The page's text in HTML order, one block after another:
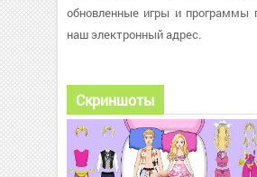
обновленные игры и программы
наш электронный адрес.
Скриншоты